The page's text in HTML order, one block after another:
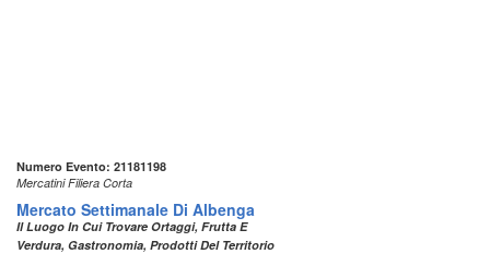
Numero Evento: 21181198
Mercatini Filiera Corta
Mercato Settimanale Di Albenga
Il Luogo In Cui Trovare Ortaggi, Frutta E
Verdura, Gastronomia, Prodotti Del Territorio